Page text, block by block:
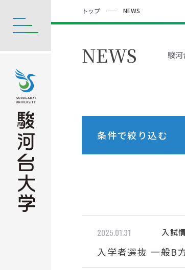
トップ NEWS
NEWS 駿河
条件で絞り込む
2025.01.31 入試
入学者選抜 一般B